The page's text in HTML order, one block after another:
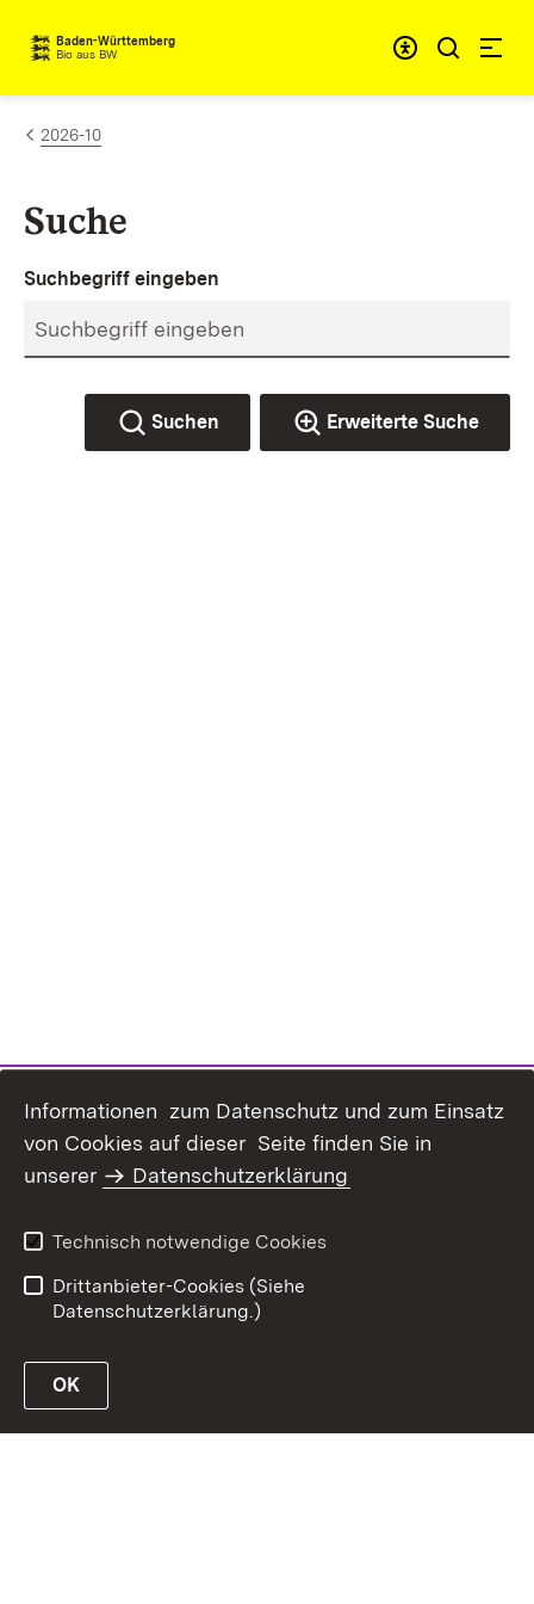
Zum Inhalt springen
Baden-Württemberg
Bio aus BW
2026-10
Suche
Suchbegriff eingeben
Suchen Erweiterte Suche
Link zur Website des MLR Baden-Württemberg
Barrierefreiheit
Informationen zum Datenschutz und zum Einsatz
von Cookies auf dieser Seite finden Sie in
unserer
Datenschutzerklärung
Technisch notwendige Cookies
Drittanbieter-Cookies (Siehe
Datenschutzerklärung.)
OK